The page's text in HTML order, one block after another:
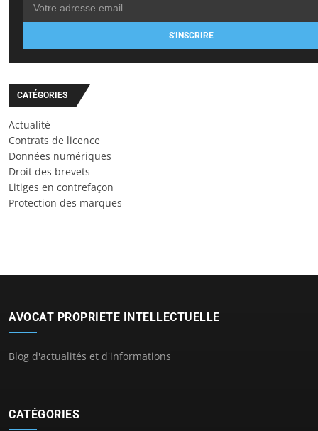
S'INSCRIRE
CATÉGORIES
Actualité
Contrats de licence
Données numériques
Droit des brevets
Litiges en contrefaçon
Protection des marques
AVOCAT PROPRIETE INTELLECTUELLE
Blog d'actualités et d'informations
CATÉGORIES